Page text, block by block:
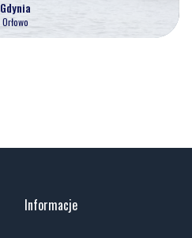
Gdynia
Orłowo
Informacje